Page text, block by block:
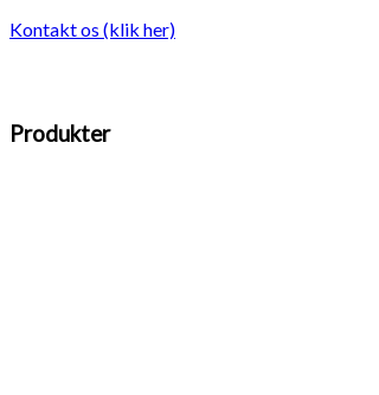
Kontakt os (klik her)
Produkter